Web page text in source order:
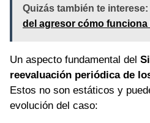
Quizás también te interese:
del agresor cómo funciona
Un aspecto fundamental del
reevaluación periódica de
Estos no son estáticos y
evolución del caso: